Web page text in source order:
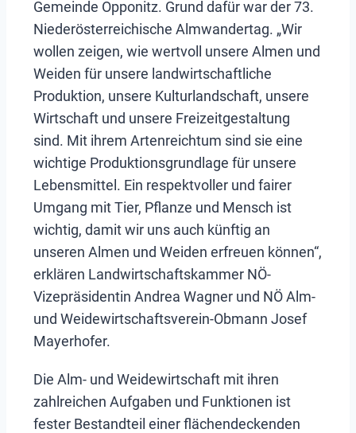
Gemeinde Opponitz. Grund dafür war der 73.
Niederösterreichische Almwandertag. „Wir
wollen zeigen, wie wertvoll unsere Almen und
Weiden für unsere landwirtschaftliche
Produktion, unsere Kulturlandschaft, unsere
Wirtschaft und unsere Freizeitgestaltung
sind. Mit ihrem Artenreichtum sind sie eine
wichtige Produktionsgrundlage für unsere
Lebensmittel. Ein respektvoller und fairer
Umgang mit Tier, Pflanze und Mensch ist
wichtig, damit wir uns auch künftig an
unseren Almen und Weiden erfreuen können“,
erklären Landwirtschaftskammer NÖ-
Vizepräsidentin Andrea Wagner und NÖ Alm-
und Weidewirtschaftsverein-Obmann Josef
Mayerhofer.
Die Alm- und Weidewirtschaft mit ihren
zahlreichen Aufgaben und Funktionen ist
fester Bestandteil einer flächendeckenden